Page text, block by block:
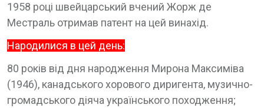
1958 році швейцарський вчений Жорж де
Местраль отримав патент на цей винахід.
Народилися в цей день:
80 років від дня народження Мирона Максиміва
(1946), канадського хорового диригента, музично-
громадського діяча українського походження;